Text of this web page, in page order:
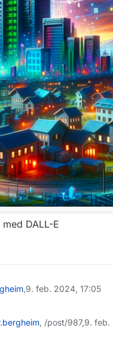
DALL-E
,9. feb. 2024, 17:05
, /post/987,9. feb.